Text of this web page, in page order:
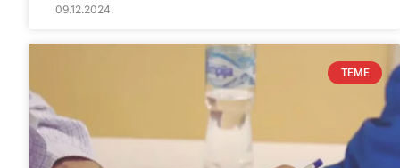
09.12.2024.
TEME